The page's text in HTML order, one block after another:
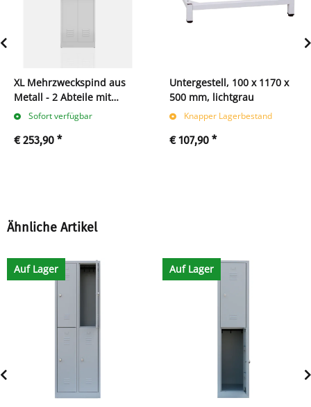
XL Mehrzweckspind aus
Metall - 2 Abteile mit
Böden und Kleiderstange -
Sofort verfügbar
€ 253,90 *
Untergestell, 100 x 1170 x
500 mm, lichtgrau
Knapper Lagerbestand
€ 107,90 *
Ähnliche Artikel
Auf Lager Auf Lager